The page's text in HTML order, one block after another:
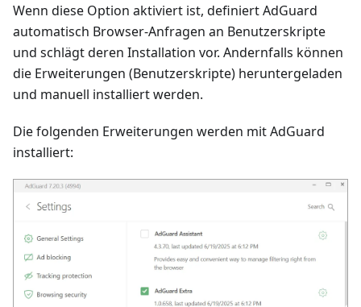
Wenn diese Option aktiviert ist, definiert AdGuard
automatisch Browser-Anfragen an Benutzerskripte
und schlägt deren Installation vor. Andernfalls können
die Erweiterungen (Benutzerskripte) heruntergeladen
und manuell installiert werden.
Die folgenden Erweiterungen werden mit AdGuard
installiert: